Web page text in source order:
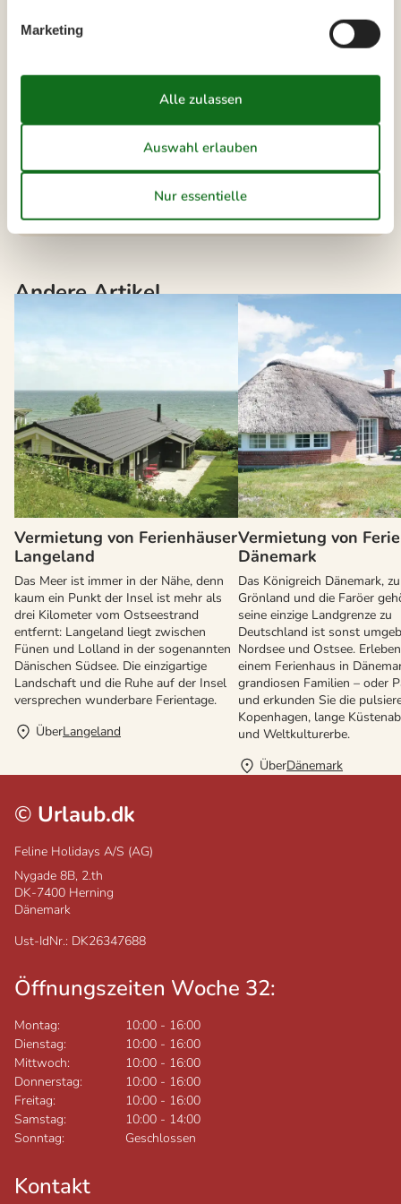
Die neusten Artikel über
Vermietung von Ferienhäuser Spodsbjerg
Andere Artikel
Vermietung von Ferienhäuser
Langeland
Das Meer ist immer in der Nähe, denn
kaum ein Punkt der Insel ist mehr als
drei Kilometer vom Ostseestrand
entfernt: Langeland liegt zwischen
Fünen und Lolland in der sogenannten
Dänischen Südsee. Die einzigartige
Landschaft und die Ruhe auf der Insel
versprechen wunderbare Ferientage.
ÜberLangeland
Vermietung von
Dänemark
Das Königreich Dänemark,
Grönland und die Faröer
seine einzige Landgrenze zu
Deutschland ist sonst
Nordsee und Ostsee.
einem Ferienhaus in
grandiosen Familien – oder
und erkunden Sie die
Kopenhagen, lange
und Weltkulturerbe.
ÜberDänemark
© Urlaub.dk
Feline Holidays A/S (AG)
Nygade 8B, 2.th
DK-7400 Herning
Dänemark
Ust-IdNr.: DK26347688
Öffnungszeiten Woche 32:
Montag: 10:00 - 16:00
Dienstag:
10:00 - 16:00
Mittwoch:
10:00 - 16:00
Donnerstag:
10:00 - 16:00
Freitag:
10:00 - 16:00
Samstag:
10:00 - 14:00
Sonntag:
Geschlossen
Kontakt
Marketing